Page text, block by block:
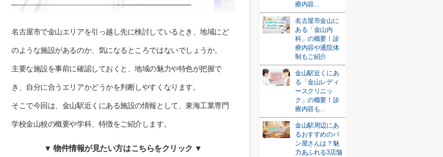
名古屋市で金山エリアを引っ越し先に検討しているとき、地域にど
のような施設があるのか、気になるところではないでしょうか。
主要な施設を事前に確認しておくと、地域の魅力や特色が把握で
き、自分に合うエリアかどうかを判断しやすくなります。
そこで今回は、金山駅近くにある施設の情報として、東海工業専門
学校金山校の概要や学科、特徴をご紹介します。
▼ 物件情報が見たい方はこちらをクリック ▼
療内容...
名古屋市金山に
ある「金山内
科」の概要！診
療内容や通院体
制もご紹介
金山駅近くにあ
る「金山レディ
ースクリニッ
ク」の概要！診
療内容も...
金山駅周辺にあ
るおすすめのパ
ン屋さんは？魅
力あふれる3店舗